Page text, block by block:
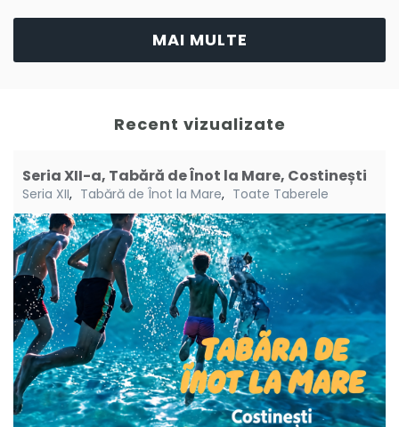
MAI MULTE
Recent vizualizate
Seria XII-a, Tabără de Înot la Mare, Costinești
Seria XII, Tabără de Înot la Mare, Toate Taberele